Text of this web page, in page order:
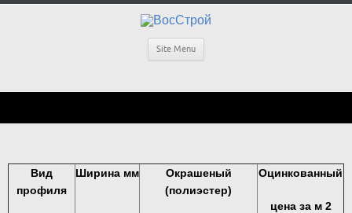
Site Menu
Вид
профиля
Ширина мм
Окрашеный
(полиэстер)
Оцинкованный
цена за м 2